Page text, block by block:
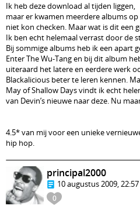
Ik heb deze download al tijden liggen,
maar er kwamen meerdere albums
niet kon checken. Maar wat is dit een
Ik ben echt helemaal verrast door de
Bij sommige albums heb ik een apart
Enter The Wu-Tang en bij dit album
uiteraard het latere en eerdere werk
Blackalicious beter te leren kennen.
May of Shallow Days vindt ik echt
van Devin’s nieuwe naar deze. Nu
4.5* van mij voor een unieke
hip hop.
0
principal2000
10 augustus 2009,